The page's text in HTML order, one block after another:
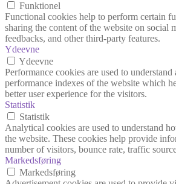
Funktionel
Functional cookies help to perform certain
sharing the content of the website on social
feedbacks, and other third-party features.
Ydeevne
Ydeevne
Performance cookies are used to
performance indexes of the website which
better user experience for the visitors.
Statistik
Statistik
Analytical cookies are used to understand
the website. These cookies help provide
number of visitors, bounce rate, traffic
Markedsføring
Markedsføring